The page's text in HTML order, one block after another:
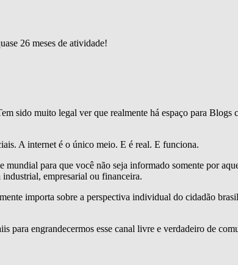
26 meses de atividade!
sido muito legal ver que realmente há espaço para
A internet é o único meio. E é real. E funciona.
para que você não seja informado somente por
industrial, empresarial ou financeira.
importa sobre a perspectiva individual do cidadão
para engrandecermos esse canal livre e verdadeiro de